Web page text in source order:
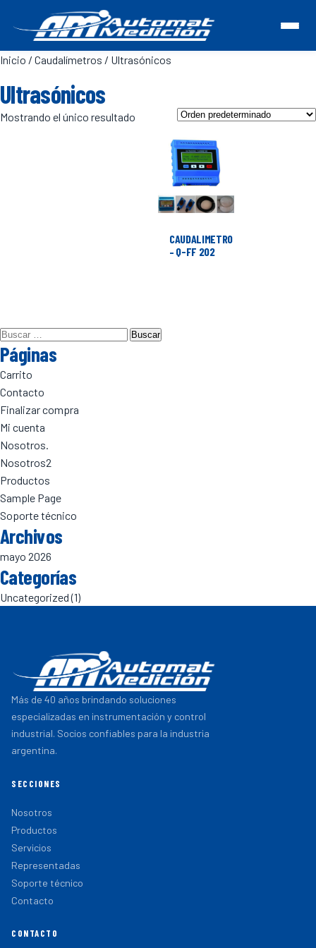
Inicio / Caudalímetros / Ultrasónicos
Ultrasónicos
Mostrando el único resultado
CAUDALIMETRO
– Q-FF 202
Buscar:
Páginas
Carrito
Contacto
Finalizar compra
Mi cuenta
Nosotros.
Nosotros2
Productos
Sample Page
Soporte técnico
Archivos
mayo 2026
Categorías
Uncategorized(1)
Más de 40 años brindando soluciones
especializadas en instrumentación y control
industrial. Socios confiables para la industria
argentina.
SECCIONES
Nosotros
Productos
Servicios
Representadas
Soporte técnico
Contacto
CONTACTO